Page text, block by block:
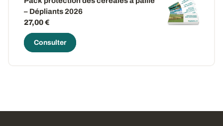
– Dépliants 2026
27,00 €
Consulter